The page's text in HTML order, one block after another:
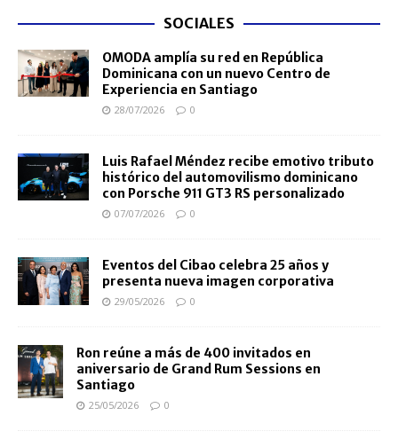
SOCIALES
OMODA amplía su red en República
Dominicana con un nuevo Centro de
Experiencia en Santiago
28/07/2026 0
Luis Rafael Méndez recibe emotivo tributo
histórico del automovilismo dominicano
con Porsche 911 GT3 RS personalizado
07/07/2026 0
Eventos del Cibao celebra 25 años y
presenta nueva imagen corporativa
29/05/2026 0
Ron reúne a más de 400 invitados en
aniversario de Grand Rum Sessions en
Santiago
25/05/2026 0